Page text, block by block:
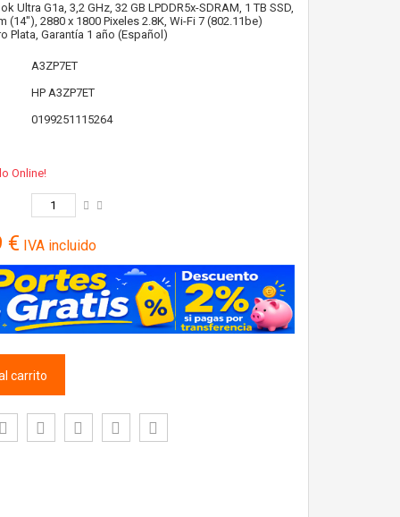
Ultra G1a, 3,2 GHz, 32 GB LPDDR5x-SDRAM, 1 TB SSD,
(14"), 2880 x 1800 Pixeles 2.8K, Wi-Fi 7 (802.11be)
Plata, Garantía 1 año (Español)
A3ZP7ET
HP A3ZP7ET
0199251115264
Online!
€ IVA incluido
carrito